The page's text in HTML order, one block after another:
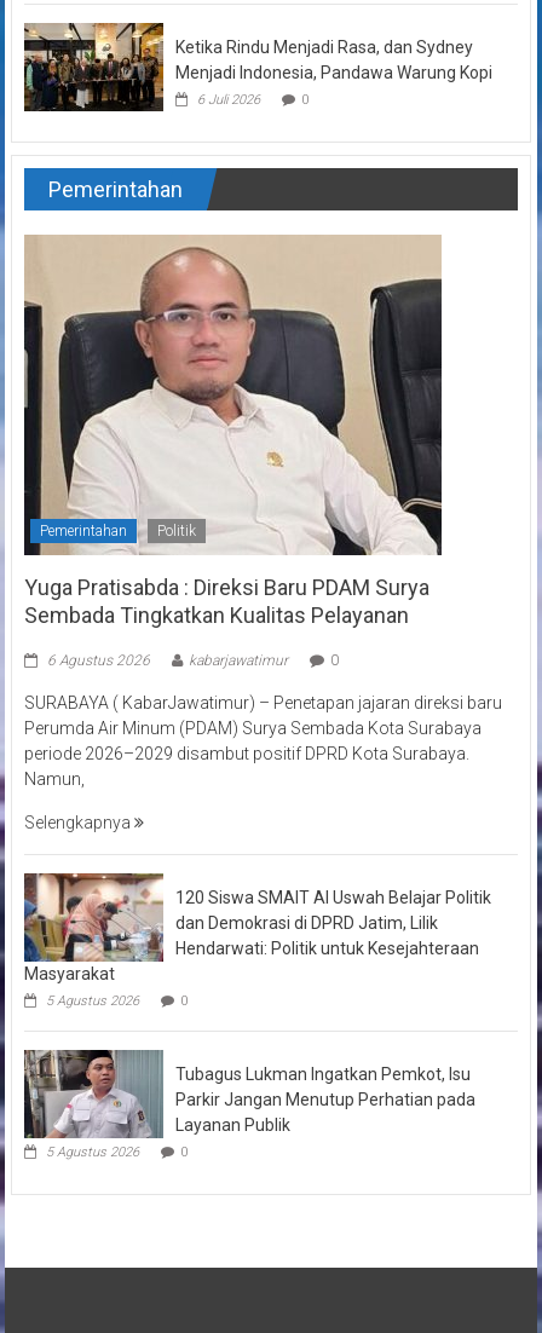
Ketika Rindu Menjadi Rasa, dan Sydney
Menjadi Indonesia, Pandawa Warung Kopi
6 Juli 2026 0
Pemerintahan
Pemerintahan Politik
Yuga Pratisabda : Direksi Baru PDAM Surya
Sembada Tingkatkan Kualitas Pelayanan
6 Agustus 2026 kabarjawatimur 0
SURABAYA ( KabarJawatimur) – Penetapan jajaran direksi baru
Perumda Air Minum (PDAM) Surya Sembada Kota Surabaya
periode 2026–2029 disambut positif DPRD Kota Surabaya.
Namun,
Selengkapnya
120 Siswa SMAIT Al Uswah Belajar Politik
dan Demokrasi di DPRD Jatim, Lilik
Hendarwati: Politik untuk Kesejahteraan
Masyarakat
5 Agustus 2026 0
Tubagus Lukman Ingatkan Pemkot, Isu
Parkir Jangan Menutup Perhatian pada
Layanan Publik
5 Agustus 2026 0